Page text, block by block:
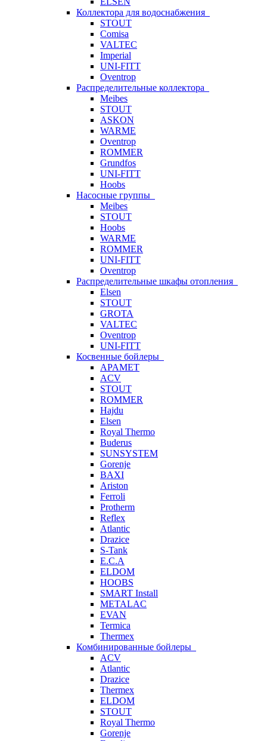
Коллектора для водоснабжения
STOUT
Comisa
VALTEC
Imperial
UNI-FITT
Oventrop
Распределительные коллектора
Meibes
STOUT
ASKON
WARME
Oventrop
ROMMER
Grundfos
UNI-FITT
Hoobs
Насосные группы
Meibes
STOUT
Hoobs
WARME
ROMMER
UNI-FITT
Oventrop
Распределительные шкафы отопления
Elsen
STOUT
GROTA
VALTEC
Oventrop
UNI-FITT
Косвенные бойлеры
APAMET
ACV
STOUT
ROMMER
Hajdu
Elsen
Royal Thermo
Buderus
SUNSYSTEM
Gorenje
BAXI
Ariston
Ferroli
Protherm
Reflex
Atlantic
Drazice
S-Tank
E.C.A
ELDOM
HOOBS
SMART Install
METALAC
EVAN
Termica
Thermex
Комбинированные бойлеры
ACV
Atlantic
Drazice
Thermex
ELDOM
STOUT
Royal Thermo
Gorenje